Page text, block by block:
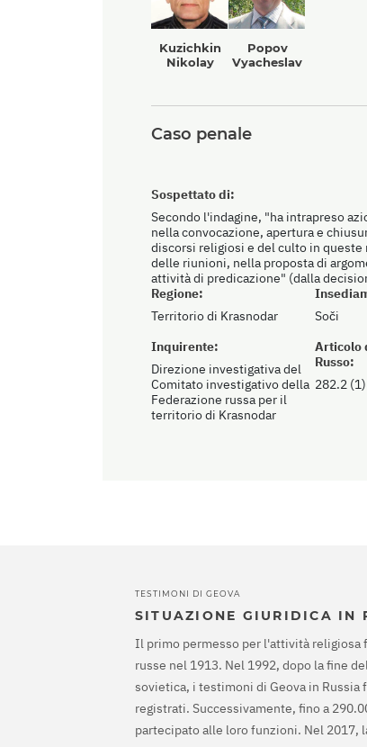
Kuzichkin
Nikolay
Popov
Vyacheslav
Caso penale
Regione:
Territorio di Krasnodar
Soči
Sospettato di:
Secondo l'indagine, "ha intrapreso
nella convocazione, apertura e
discorsi religiosi e del culto in
delle riunioni, nella proposta di
attività di predicazione" (dalla
Inquirente:
Direzione investigativa del
Comitato investigativo della
Federazione russa per il
territorio di Krasnodar
Articolo
Russo:
282.2 (1)
TESTIMONI DI GEOVA
SITUAZIONE GIURIDICA IN
Il primo permesso per l'attività religiosa
russe nel 1913. Nel 1992, dopo la fine
sovietica, i testimoni di Geova in Russia
registrati. Successivamente, fino a
partecipato alle loro funzioni. Nel 2017,